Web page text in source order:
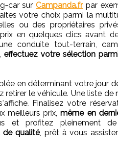
car surCampanda.frpar
votre choix parmi la
ou des propriétaires
en quelques clics avant
conduite tout-terrain,
effectuez votre sélection
en déterminant votre jour
le véhicule. Une liste de
Finalisez votre
meilleurs prix,même en
et profitez pleinement
de qualité, prêt à vous